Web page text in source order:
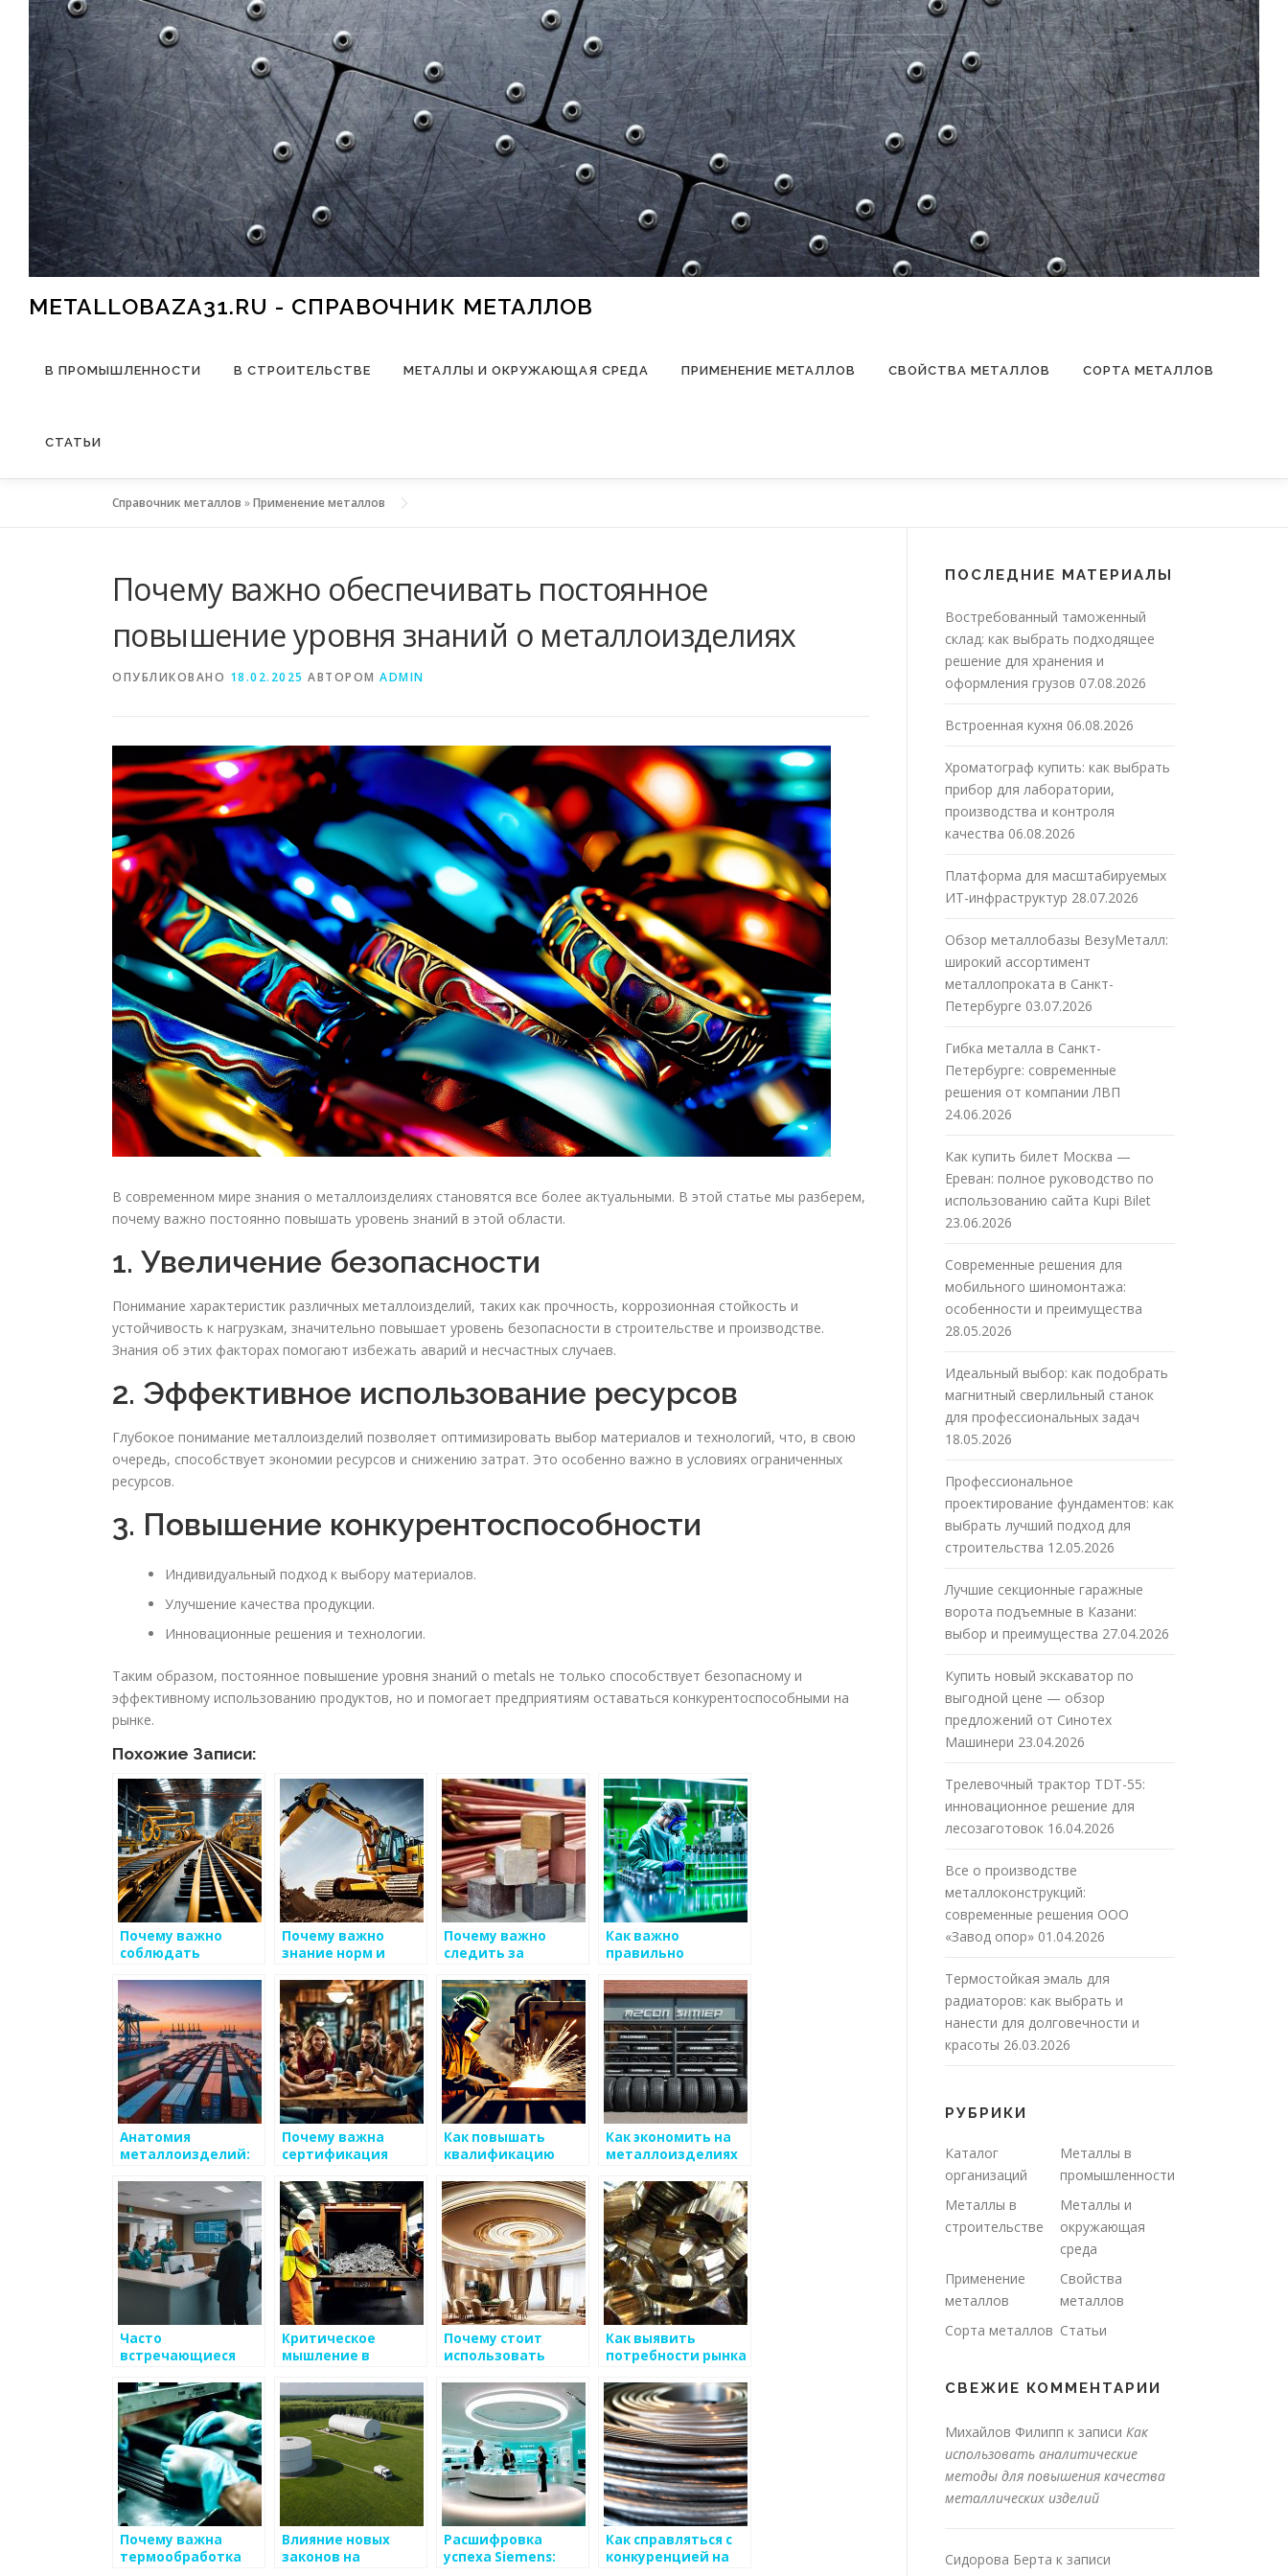
Перейти к содержимому
METALLOBAZA31.RU - СПРАВОЧНИК МЕТАЛЛОВ
В ПРОМЫШЛЕННОСТИ В СТРОИТЕЛЬСТВЕ МЕТАЛЛЫ И ОКРУЖАЮЩАЯ СРЕДА ПРИМЕНЕНИЕ МЕТАЛЛОВ СВОЙСТВА МЕТАЛЛОВ СОРТА МЕТАЛЛОВ
СТАТЬИ
Справочник металлов »Применение металлов
Почему важно обеспечивать постоянное
повышение уровня знаний о металлоизделиях
ОПУБЛИКОВАНО 18.02.2025 АВТОРОМ ADMIN
В современном мире знания о металлоизделиях становятся все более актуальными. В этой статье мы разберем,
почему важно постоянно повышать уровень знаний в этой области.
1. Увеличение безопасности
Понимание характеристик различных металлоизделий, таких как прочность, коррозионная стойкость и
устойчивость к нагрузкам, значительно повышает уровень безопасности в строительстве и производстве.
Знания об этих факторах помогают избежать аварий и несчастных случаев.
2. Эффективное использование ресурсов
Глубокое понимание металлоизделий позволяет оптимизировать выбор материалов и технологий, что, в свою
очередь, способствует экономии ресурсов и снижению затрат. Это особенно важно в условиях ограниченных
ресурсов.
3. Повышение конкурентоспособности
Индивидуальный подход к выбору материалов.
Улучшение качества продукции.
Инновационные решения и технологии.
Таким образом, постоянное повышение уровня знаний о metals не только способствует безопасному и
эффективному использованию продуктов, но и помогает предприятиям оставаться конкурентоспособными на
рынке.
Похожие Записи:
Почему важно
соблюдать
экологического
подхода к
производству
металлоизделий
Почему важно
знание норм и
производстве
металлоизделий
Почему важно
следить за
производстве
металлов
Как важно
правильно
для производства
Анатомия
металлоизделий:
Почему важна
сертификация
Как повышать
квалификацию
металлургии
Как экономить на
металлоизделиях
качества
Часто
встречающиеся
металлоизделиях
Критическое
мышление в
это применить
Почему стоит
использовать
производственном
процессе
Как выявить
потребности рынка
Почему важна
термообработка
Влияние новых
законов на
Расшифровка
успеха Siemens:
Как справляться с
конкуренцией на
ПОСЛЕДНИЕ МАТЕРИАЛЫ
Востребованный таможенный
склад: как выбрать подходящее
решение для хранения и
оформления грузов 07.08.2026
Встроенная кухня 06.08.2026
Хроматограф купить: как выбрать
прибор для лаборатории,
производства и контроля
качества 06.08.2026
Платформа для масштабируемых
ИТ-инфраструктур 28.07.2026
Обзор металлобазы ВезуМеталл:
широкий ассортимент
металлопроката в Санкт-
Петербурге 03.07.2026
Гибка металла в Санкт-
Петербурге: современные
решения от компании ЛВП
24.06.2026
Как купить билет Москва —
Ереван: полное руководство по
использованию сайта Kupi Bilet
23.06.2026
Современные решения для
мобильного шиномонтажа:
особенности и преимущества
28.05.2026
Идеальный выбор: как подобрать
магнитный сверлильный станок
для профессиональных задач
18.05.2026
Профессиональное
проектирование фундаментов: как
выбрать лучший подход для
строительства 12.05.2026
Лучшие секционные гаражные
ворота подъемные в Казани:
выбор и преимущества 27.04.2026
Купить новый экскаватор по
выгодной цене — обзор
предложений от Синотех
Машинери 23.04.2026
Трелевочный трактор TDT-55:
инновационное решение для
лесозаготовок 16.04.2026
Все о производстве
металлоконструкций:
современные решения ООО
«Завод опор» 01.04.2026
Термостойкая эмаль для
радиаторов: как выбрать и
нанести для долговечности и
красоты 26.03.2026
РУБРИКИ
Каталог
организаций
Металлы в
промышленности
Металлы в
строительстве
Металлы и
окружающая
среда
Применение
металлов
Свойства
металлов
Сорта металлов Статьи
СВЕЖИЕ КОММЕНТАРИИ
Михайлов Филипп к записи Как
использовать аналитические
методы для повышения качества
металлических изделий
Сидорова Берта к записи